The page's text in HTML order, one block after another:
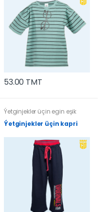
53.00 TMT
Ýetginjekler üçin egin eşik
Ýetginjekler üçin kapri